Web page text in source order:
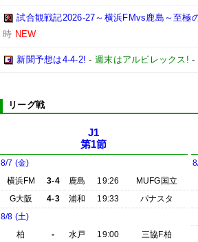
試合観戦記2026-27～横浜FMvs鹿島～至極
時 NEW
新聞予想は4-4-2! -週末はアルビレックス! -
リーグ戦
J1
第1節
8/7 (金)
横浜FM
3-4 鹿島 19:26
MUFG国立
G大阪
4-3 浦和 19:33
パナスタ
8/8 (土)
柏
- 水戸 19:00
三協F柏